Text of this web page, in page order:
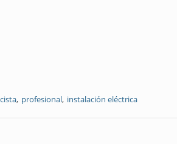
profesional instalación eléctrica